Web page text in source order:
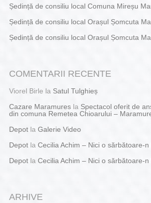
Ședință de consiliu local Comuna Mireșu
Ședință de consiliu local Orașul Șomcuta
Ședință de consiliu local Orașul Șomcuta
COMENTARII RECENTE
Viorel Birle la Satul Tulghieș
Cazare Maramuresla Spectacol oferit de
din comuna Remetea Chioarului –
Depotla Galerie Video
Depotla Cecilia Achim – Nici o sărbătoare-n
Depotla Cecilia Achim – Nici o sărbătoare-n
ARHIVE